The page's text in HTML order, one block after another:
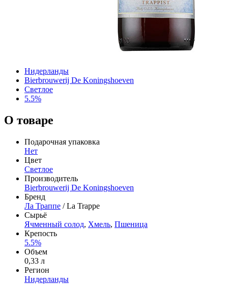
Нидерланды
Bierbrouwerij De Koningshoeven
Светлое
5.5%
О товаре
Подарочная упаковка
Нет
Цвет
Светлое
Производитель
Bierbrouwerij De Koningshoeven
Бренд
Ла Траппе / La Trappe
Сырьё
Ячменный солод, Хмель, Пшеница
Крепость
5.5%
Объем
0,33 л
Регион
Нидерланды